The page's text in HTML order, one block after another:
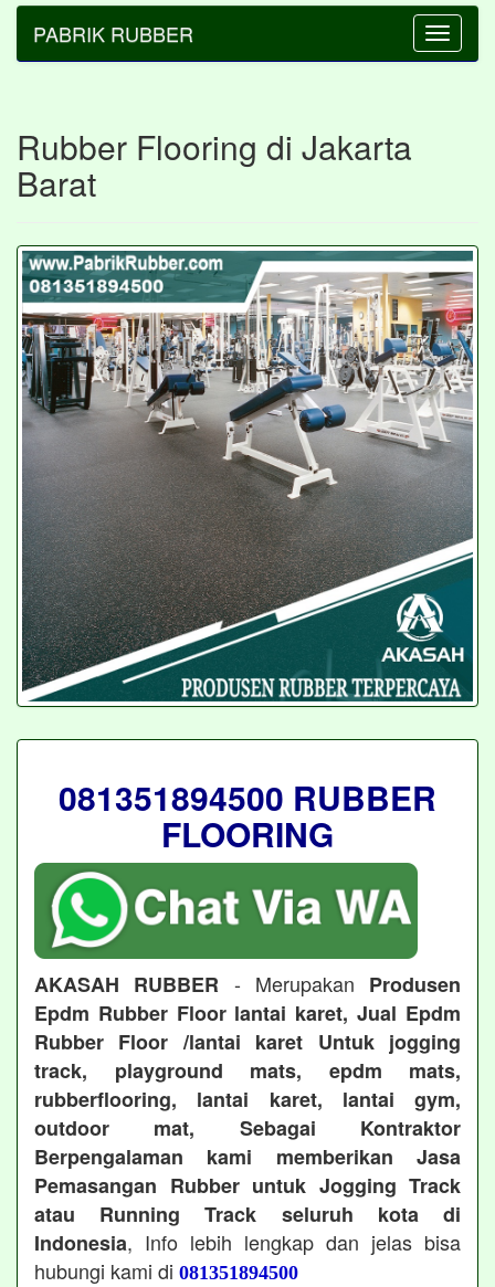
Toggle
PABRIK RUBBER
Rubber Flooring di Jakarta
Barat
081351894500 RUBBER
FLOORING
AKASAH RUBBER - Merupakan Produsen
Epdm Rubber Floor lantai karet, Jual Epdm
Rubber Floor /lantai karet Untuk jogging
track, playground mats, epdm mats,
rubberflooring, lantai karet, lantai gym,
outdoor mat, Sebagai Kontraktor
Berpengalaman kami memberikan Jasa
Pemasangan Rubber untuk Jogging Track
atau Running Track seluruh kota di
Indonesia, Info lebih lengkap dan jelas bisa
hubungi kami di 081351894500